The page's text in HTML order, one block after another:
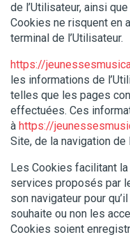
de l’Utilisateur, ainsi
Cookies ne risquent en
terminal de l’Utilisateur.
https://
les informations de
telles que les pages
effectuées. Ces
à https://
Site, de la navigation de
Les Cookies facilitant
services proposés par
son navigateur pour
souhaite ou non les
Cookies soient